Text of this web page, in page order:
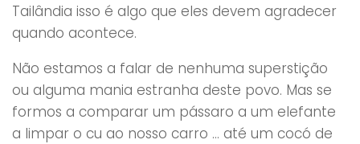
Tailândia isso é algo que eles devem agradecer
quando acontece.
Não estamos a falar de nenhuma superstição
ou alguma mania estranha deste povo. Mas se
formos a comparar um pássaro a um elefante
a limpar o cu ao nosso carro … até um cocó de